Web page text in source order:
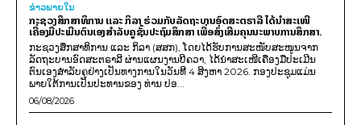
ຂ່າວພາຍ​ໃນ
ກະຊວງສຶກສາທິການ ແລະ ກິລາ ຮ່ວມກັບລັດຖະບານອົດສະຕຣາລີ ໄດ້ນຳສະເໜີ
ເຄື່ອງມືປະເມີນຕົນເອງສຳລັບຄູຊັ້ນປະຖົມສຶກສາ ເພື່ອສົ່ງເສີມຄຸນນະພາບການສຶກສາ.
ກະຊວງສຶກສາທິການ ແລະ ກິລາ (ສສກ), ໂດຍໄດ້ຮັບການສະໜັບສະໜູນຈາກ
ລັດຖະບານອົດສະຕຣາລີ ຜ່ານແຜນງານບີຄວາ, ໄດ້ນຳສະເໜີເຄື່ອງມືປະເມີນ
ຕົນເອງສຳລັບຄູຢ່າງເປັນທາງການໃນວັນທີ 4 ສິງຫາ 2026. ກອງປະຊຸມແມ່ນ
ພາຍໃຕ້ການເປັນປະທານຂອງ ທ່ານ ປອ...
06/08/2026